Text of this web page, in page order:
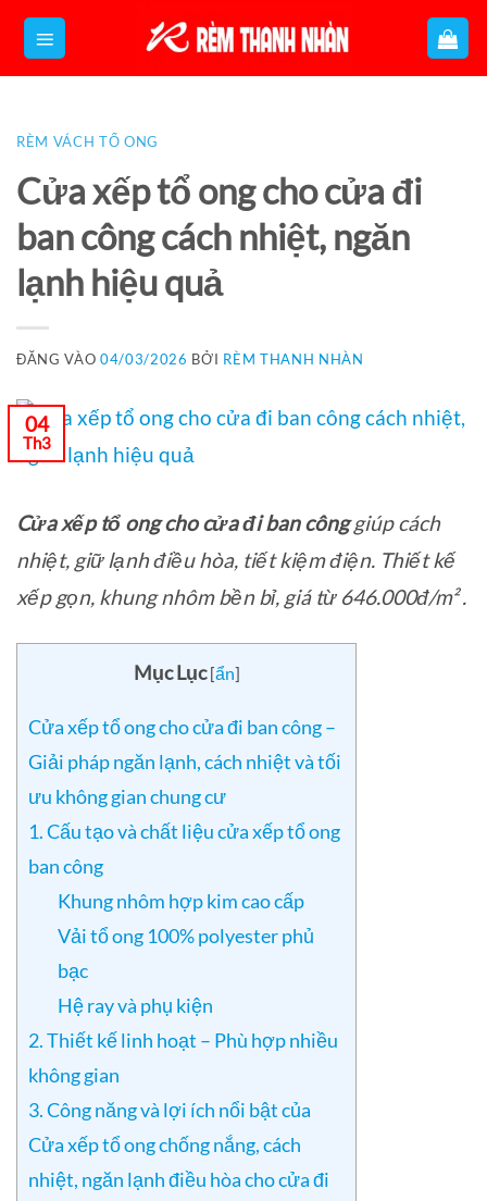
qua
dung
RÈM VÁCH TỔ ONG
Cửa xếp tổ ong cho cửa đi
ban công cách nhiệt, ngăn
lạnh hiệu quả
ĐĂNG VÀO04/03/2026 BỞI RÈM THANH NHÀN
04
Th3
Cửa xếp tổ ong cho cửa đi ban cônggiúp cách
nhiệt, giữ lạnh điều hòa, tiết kiệm điện. Thiết kế
xếp gọn, khung nhôm bền bỉ, giá từ 646.000đ/m² .
Mục Lục [ẩn]
Cửa xếp tổ ong cho cửa đi ban công –
Giải pháp ngăn lạnh, cách nhiệt và tối
ưu không gian chung cư
1. Cấu tạo và chất liệu cửa xếp tổ ong
ban công
Khung nhôm hợp kim cao cấp
Vải tổ ong 100% polyester phủ
bạc
Hệ ray và phụ kiện
2. Thiết kế linh hoạt – Phù hợp nhiều
không gian
3. Công năng và lợi ích nổi bật của
Cửa xếp tổ ong chống nắng, cách
nhiệt, ngăn lạnh điều hòa cho cửa đi